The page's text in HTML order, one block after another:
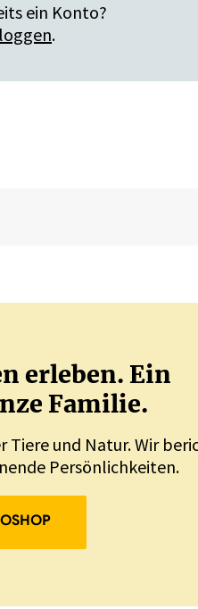
ein Konto?
.
erleben. Ein
Familie.
Tiere und Natur. Wir
Persönlichkeiten.